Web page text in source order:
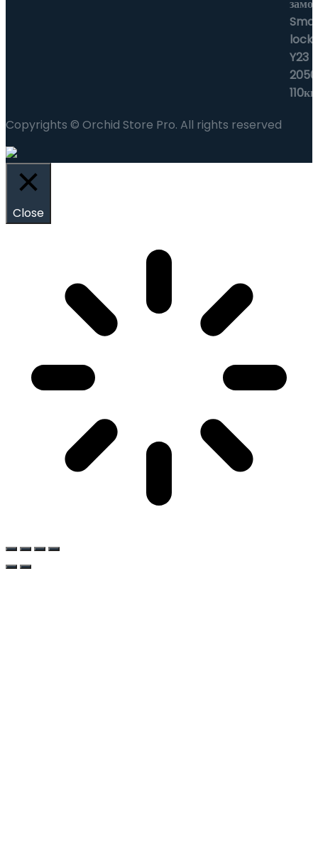
Copyrights © Orchid Store Pro. All rights reserved
Close